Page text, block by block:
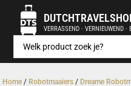
VERRASSEND · VERNIEUWEND ·
Home / Robotmaaiers / Dreame